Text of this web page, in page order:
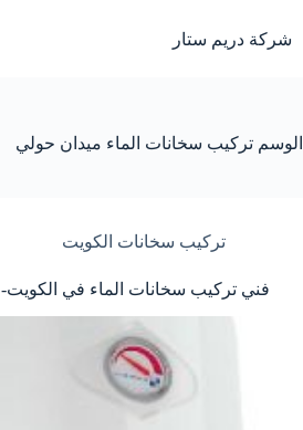
إلى
المحتوى
شركة دريم ستار
الوسم تركيب سخانات الماء ميدان حولي
تركيب سخانات الكويت
فني تركيب سخانات الماء في الكويت- 90968220